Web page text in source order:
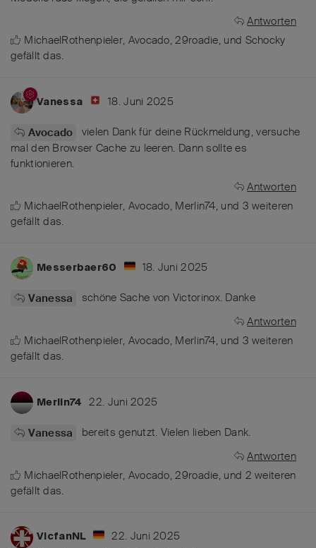
Antworten
MichaelRothenpieler, Avocado,29roadie, und Schocky
gefällt das.
Vanessa 18. Juni 2025
Avocado
vielen Dank für deine Rückmeldung, versuche
mal den Browser Cache zu leeren. Dann sollte es
funktionieren.
Antworten
MichaelRothenpieler, Avocado, Merlin74, und 3 weiteren
gefällt das.
Messerbaer60 18. Juni 2025
Vanessa
schöne Sache von Victorinox. Danke
Antworten
MichaelRothenpieler, Avocado, Merlin74, und 3 weiteren
gefällt das.
Merlin74 22. Juni 2025
Vanessa
bereits genutzt. Vielen lieben Dank.
Antworten
MichaelRothenpieler, Avocado,29roadie, und 2 weiteren
gefällt das.
VicfanNL 22. Juni 2025